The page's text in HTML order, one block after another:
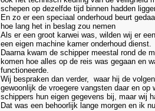
schepen op dezelfde tijd binnen hadden
En zo er een speciaal onderhoud beurt
hoe lang het in beslag zou nemen
Als er een groot karwei was, wilden wij er
een eigen machine kamer onderhoud dienst.
Daarna kwam de schipper meestal rond de
komen hoe alles op de reis was gegaan en
functioneerde.
Wij bespraken dan verder, waar hij de
gewoonlijk de vroegere vangsten daar en
schippers hun eigen gegevens bij, maar wij
Dat was een behoorlijk lange morgen en ik